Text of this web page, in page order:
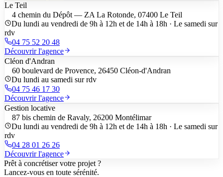
Le Teil
4 chemin du Dépôt — ZA La Rotonde, 07400 Le Teil
Du lundi au vendredi de 9h à 12h et de 14h à 18h · Le samedi sur
rdv
04 75 52 20 48
Découvrir l'agence
Cléon d'Andran
60 boulevard de Provence, 26450 Cléon-d'Andran
Du lundi au samedi sur rdv
04 75 46 17 30
Découvrir l'agence
Gestion locative
87 bis chemin de Ravaly, 26200 Montélimar
Du lundi au vendredi de 9h à 12h et de 14h à 18h · Le samedi sur
rdv
04 28 01 26 26
Découvrir l'agence
Prêt à concrétiser votre projet ?
Lancez-vous en toute sérénité.